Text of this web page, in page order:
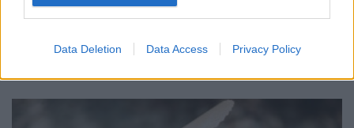
Data Deletion Data Access Privacy Policy
φακούς επαφής